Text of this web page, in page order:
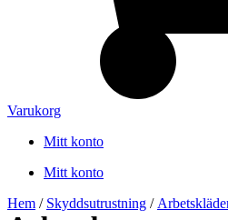
Varukorg
Mitt konto
Mitt konto
Hem / Skyddsutrustning /